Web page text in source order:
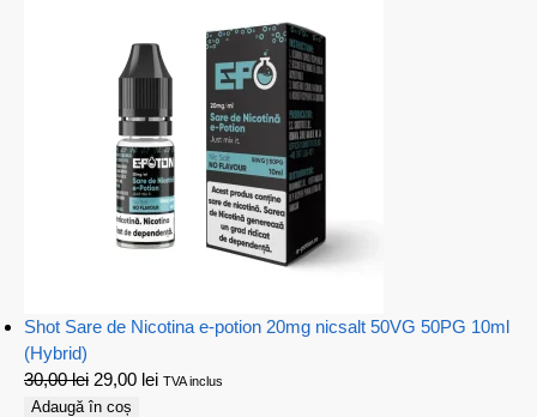
Shot Sare de Nicotina e-potion 20mg nicsalt 50VG 50PG 10ml
(Hybrid)
30,00lei 29,00 lei TVA inclus
Adaugă în coș